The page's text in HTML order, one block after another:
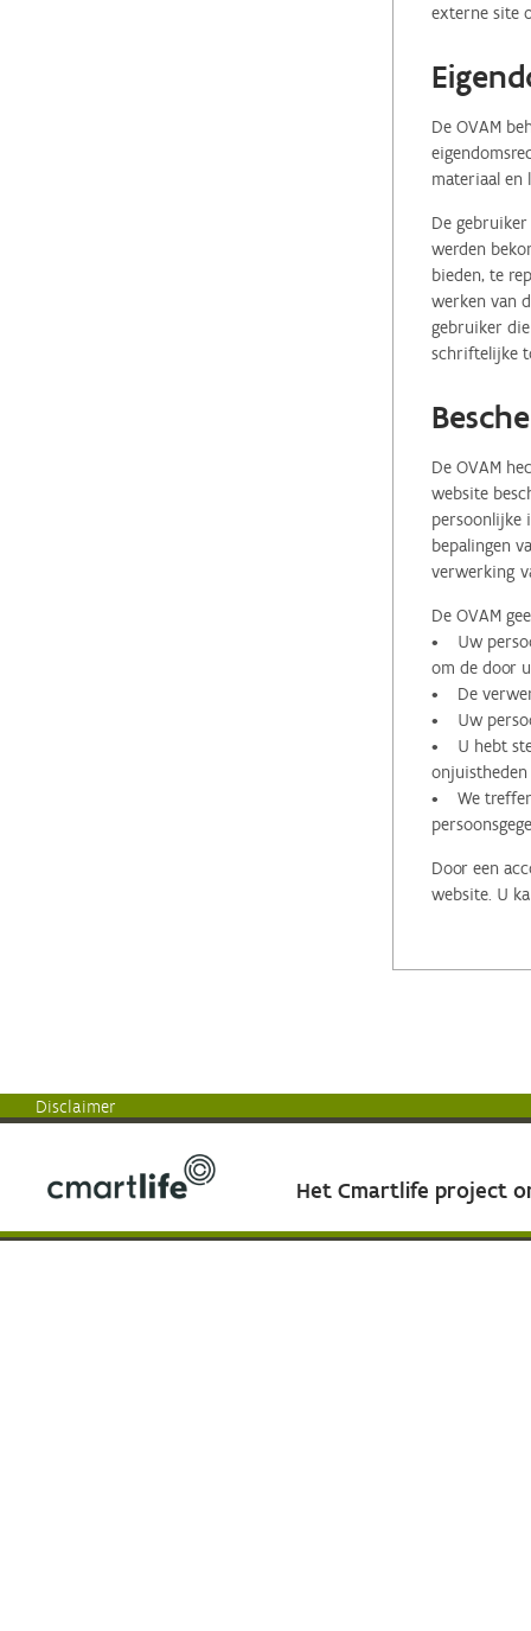
externe site
De OVAM
materiaal en
De
werden
bieden, te
werken van
gebruiker
schriftelijke
De OVAM
website
persoonlijke
bepalingen
verwerking
De OVAM
• Uw
om de door
• De
• Uw
• U hebt
onjuistheden
• We treffen
Door een
website. U
Disclaimer
Het Cmartlife project